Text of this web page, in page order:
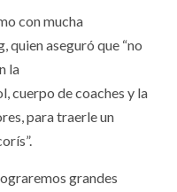
con mucha
quien aseguró que “no
la
cuerpo de coaches y la
para traerle un
grandes